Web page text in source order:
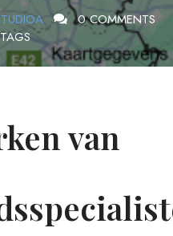
0 COMMENTS
van